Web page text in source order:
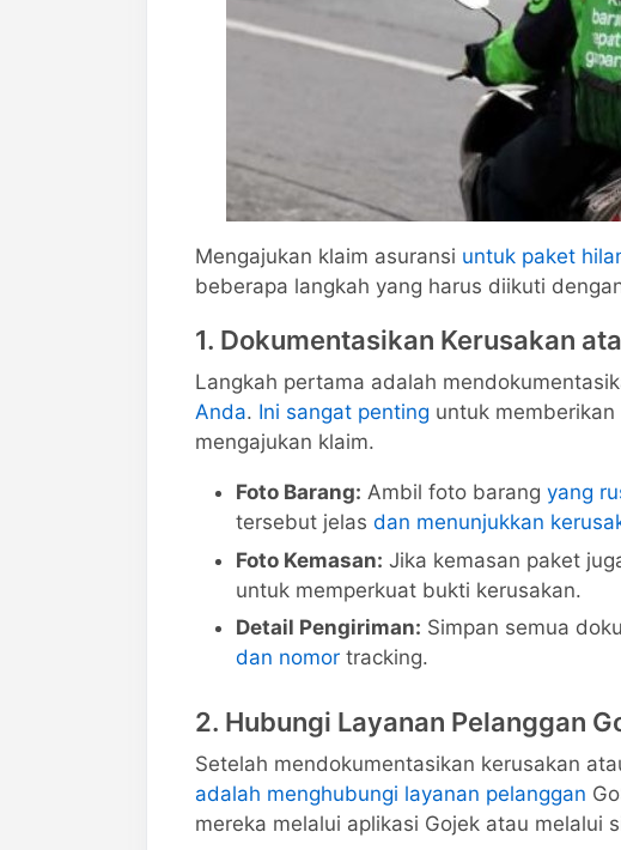
Mengajukan klaim asuransi untuk paket
beberapa langkah yang harus diikuti
1. Dokumentasikan Kerusakan
Langkah pertama adalah
Anda. Ini sangat penting untuk
mengajukan klaim.
Foto Barang: Ambil foto barang yang
tersebut jelas dan menunjukkan
Foto Kemasan: Jika kemasan paket
untuk memperkuat bukti kerusakan.
Detail Pengiriman: Simpan semua
dan nomor tracking.
2. Hubungi Layanan Pelanggan
Setelah mendokumentasikan kerusakan
adalah menghubungi layanan pelanggan
mereka melalui aplikasi Gojek atau melalui